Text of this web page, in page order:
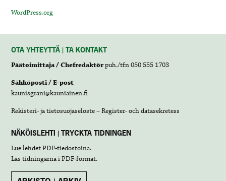
WordPress.org
OTA YHTEYTTÄ | TA KONTAKT
Päätoimittaja / Chefredaktörpuh./tfn 050 555 1703
Sähköposti / E-post
kaunisgrani@kauniainen.fi
Rekisteri- ja tietosuojaseloste – Register- och datasekretess
NÄKÖISLEHTI | TRYCKTA TIDNINGEN
Lue lehdetPDF-tiedostoina.
Läs tidningarna iPDF-format.